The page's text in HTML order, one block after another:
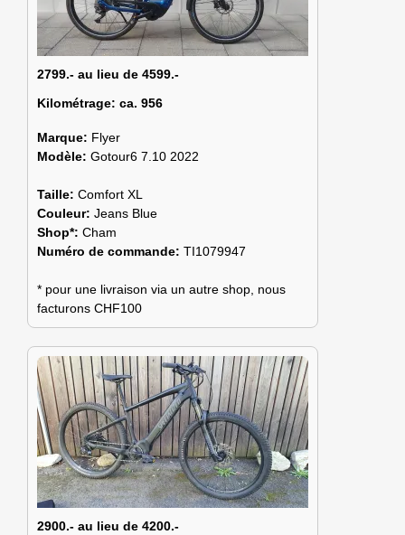
2799.- au lieu de 4599.-
Kilométrage: ca. 956
Marque: Flyer
Modèle: Gotour6 7.10 2022
Taille: Comfort XL
Couleur: Jeans Blue
Shop*: Cham
Numéro de commande: TI1079947
* pour une livraison via un autre shop, nous
facturons CHF100
2900.- au lieu de 4200.-